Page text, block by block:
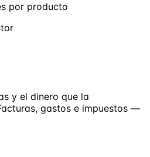
por producto
y el dinero que la
gastos e impuestos —